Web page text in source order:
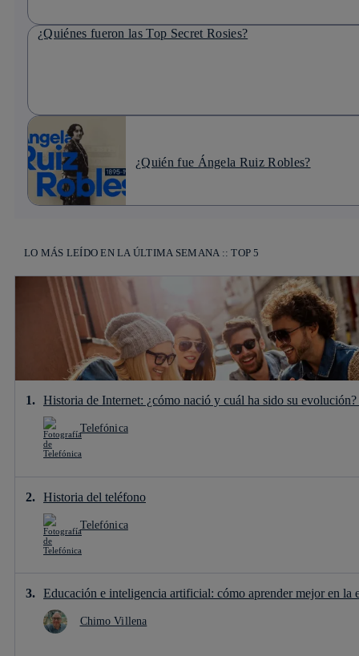
¿Quiénes fueron las Top Secret Rosies?
¿Quién fue Ángela Ruiz Robles?
LO MÁS LEÍDO EN LA ÚLTIMA SEMANA :: TOP 5
Historia de Internet: ¿cómo nació y cuál ha sido su
Telefónica
Historia del teléfono
Telefónica
Educación e inteligencia artificial: cómo aprender mejor en la
Chimo Villena